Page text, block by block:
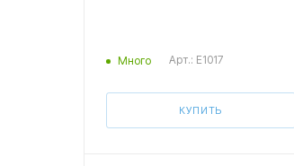
Много Арт.: E1017
КУПИТЬ